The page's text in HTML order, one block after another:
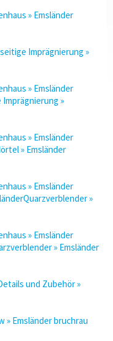
» Emsländer
Imprägnierung »
» Emsländer
»
» Emsländer
» Emsländer
» Emsländer
»
» Emsländer
» Emsländer
und Zubehör »
» Emsländer bruchrau